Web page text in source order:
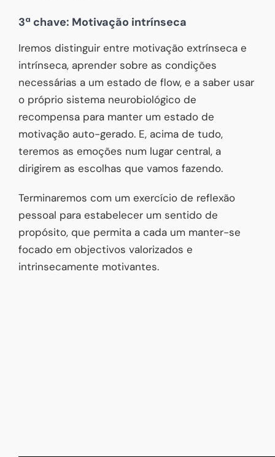
3ª chave: Motivação intrínseca
Iremos distinguir entre motivação extrínseca e
intrínseca, aprender sobre as condições
necessárias a um estado de flow, e a saber usar
o próprio sistema neurobiológico de
recompensa para manter um estado de
motivação auto-gerado. E, acima de tudo,
teremos as emoções num lugar central, a
dirigirem as escolhas que vamos fazendo.
Terminaremos com um exercício de reflexão
pessoal para estabelecer um sentido de
propósito, que permita a cada um manter-se
focado em objectivos valorizados e
intrinsecamente motivantes.